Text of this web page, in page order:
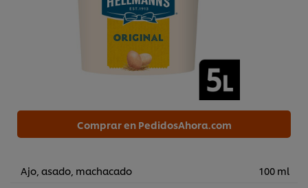
Comprar en PedidosAhora.com
Ajo, asado, machacado 100 ml